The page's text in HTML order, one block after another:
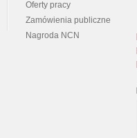
Oferty pracy
Zamówienia publiczne
Nagroda NCN